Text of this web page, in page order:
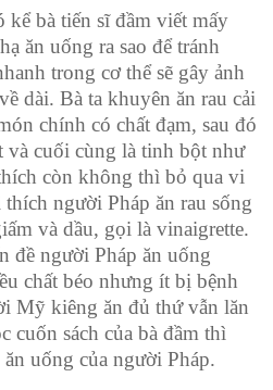
bà tiến sĩ đầm viết mấy
ăn uống ra sao để tránh
trong cơ thể sẽ gây ảnh
dài. Bà ta khuyên ăn rau cải
chính có chất đạm, sau đó
và cuối cùng là tinh bột như
còn không thì bỏ qua vi
người Pháp ăn rau sống
và dầu, gọi là vinaigrette.
đề người Pháp ăn uống
chất béo nhưng ít bị bệnh
Mỹ kiêng ăn đủ thứ vẫn lăn
cuốn sách của bà đầm thì
uống của người Pháp.